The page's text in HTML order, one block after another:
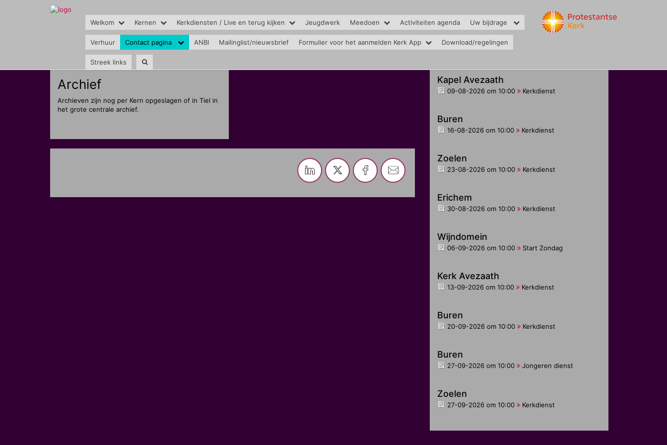
Welkom Kernen Kerkdiensten / Live en terug kijken Jeugdwerk Meedoen Activiteiten agenda Uw bijdrage
Verhuur Contact pagina ANBI Mailinglist/nieuwsbrief Formulier voor het aanmelden Kerk App Download/regelingen
Streek links
Archief
Archieven zijn nog per Kern opgeslagen of in Tiel in
het grote centrale archief.
Kapel Avezaath
09-08-2026 om 10:00 Kerkdienst
Buren
16-08-2026 om 10:00 Kerkdienst
Zoelen
23-08-2026 om 10:00 Kerkdienst
Erichem
30-08-2026 om 10:00 Kerkdienst
Wijndomein
06-09-2026 om 10:00 Start Zondag
Kerk Avezaath
13-09-2026 om 10:00 Kerkdienst
Buren
20-09-2026 om 10:00 Kerkdienst
Buren
27-09-2026 om 10:00 Jongeren dienst
Zoelen
27-09-2026 om 10:00 Kerkdienst